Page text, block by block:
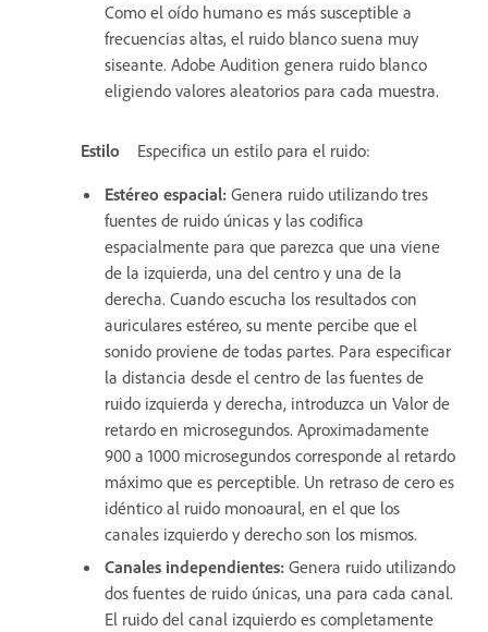
Como el oído humano es más susceptible a
frecuencias altas, el ruido blanco suena muy
siseante. Adobe Audition genera ruido blanco
eligiendo valores aleatorios para cada muestra.
Estilo
Especifica un estilo para el ruido:
Estéreo espacial: Genera ruido utilizando tres
fuentes de ruido únicas y las codifica
espacialmente para que parezca que una viene
de la izquierda, una del centro y una de la
derecha. Cuando escucha los resultados con
auriculares estéreo, su mente percibe que el
sonido proviene de todas partes. Para especificar
la distancia desde el centro de las fuentes de
ruido izquierda y derecha, introduzca un Valor de
retardo en microsegundos. Aproximadamente
900 a 1000 microsegundos corresponde al retardo
máximo que es perceptible. Un retraso de cero es
idéntico al ruido monoaural, en el que los
canales izquierdo y derecho son los mismos.
Canales independientes: Genera ruido utilizando
dos fuentes de ruido únicas, una para cada canal.
El ruido del canal izquierdo es completamente